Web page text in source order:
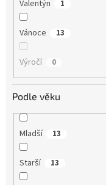
Valentýn 1
Vánoce 13
Výročí 0
Podle věku
Mladší 13
Starší 13